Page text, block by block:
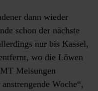
dann wieder
schon der nächste
nur bis Kassel,
wo die Löwen
Melsungen
Woche“,